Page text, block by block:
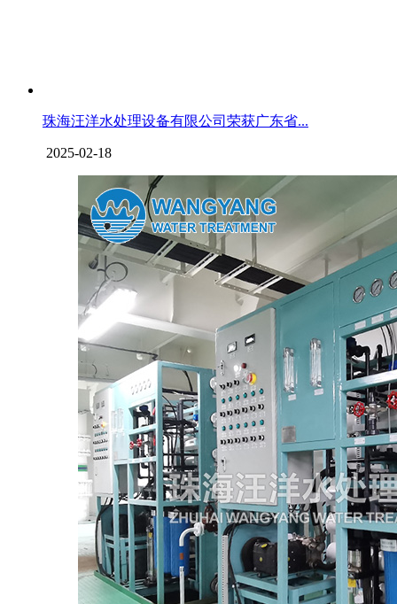
珠海汪洋水处理设备有限公司荣获广东省...
2025-02-18